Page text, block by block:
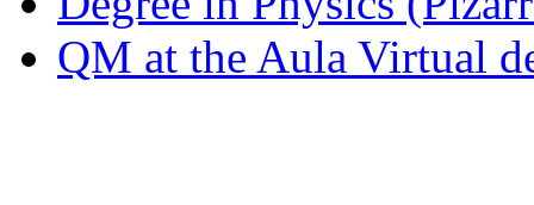
QM at the Aula Virtual